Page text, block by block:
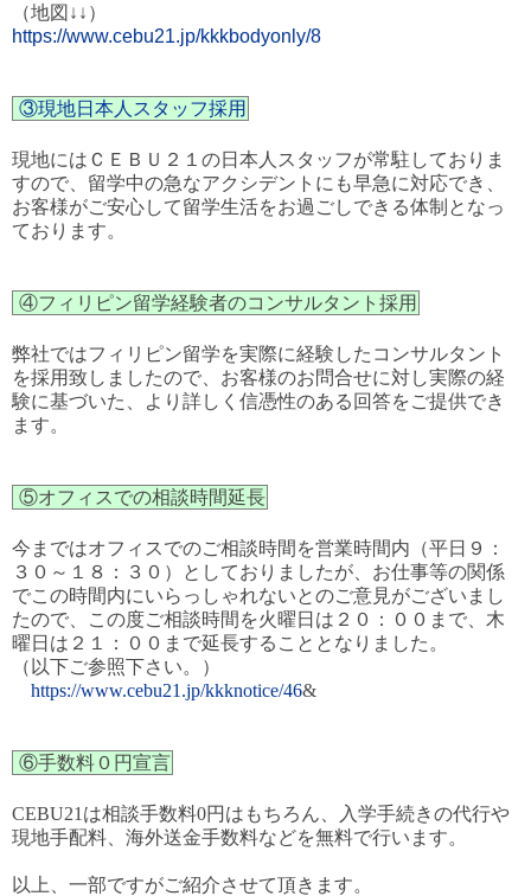
（地図↓↓）
https://www.cebu21.jp/kkkbodyonly/8
③現地日本人スタッフ採用
現地にはＣＥＢＵ２１の日本人スタッフが常駐しておりま
すので、留学中の急なアクシデントにも早急に対応でき、
お客様がご安心して留学生活をお過ごしできる体制となっ
ております。
④フィリピン留学経験者のコンサルタント採用
弊社ではフィリピン留学を実際に経験したコンサルタント
を採用致しましたので、お客様のお問合せに対し実際の経
験に基づいた、より詳しく信憑性のある回答をご提供でき
ます。
⑤オフィスでの相談時間延長
今まではオフィスでのご相談時間を営業時間内（平日９：
３０～１８：３０）としておりましたが、お仕事等の関係
でこの時間内にいらっしゃれないとのご意見がございまし
たので、この度ご相談時間を火曜日は２０：００まで、木
曜日は２１：００まで延長することとなりました。
（以下ご参照下さい。）
https://www.cebu21.jp/kkknotice/46&
⑥手数料０円宣言
CEBU21は相談手数料0円はもちろん、入学手続きの代行や
現地手配料、海外送金手数料などを無料で行います。
以上、一部ですがご紹介させて頂きます。